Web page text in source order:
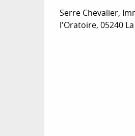
Serre Chevalier,
l'Oratoire, 05240